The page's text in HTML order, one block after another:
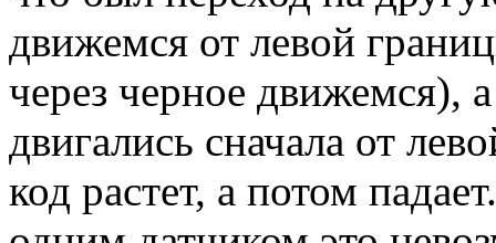
движемся от левой
через черное движемся),
двигались сначала от
код растет, а потом